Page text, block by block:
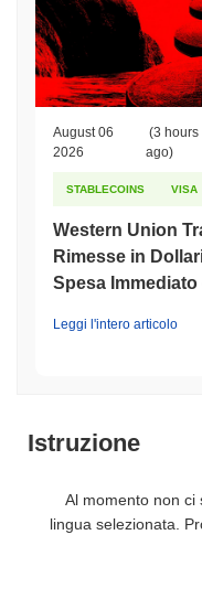
August 06
2026
(3 hours
ago)
STABLECOINS VISA
Western Union
Rimesse in
Spesa
Leggi l'intero articolo
Istruzione
Al momento non ci
lingua selezionata.